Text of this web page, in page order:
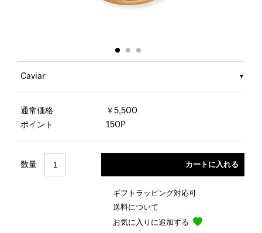
Caviar
通常価格
￥5,500
ポイント
150P
数量
ギフトラッピング対応可
送料について
お気に入りに追加する